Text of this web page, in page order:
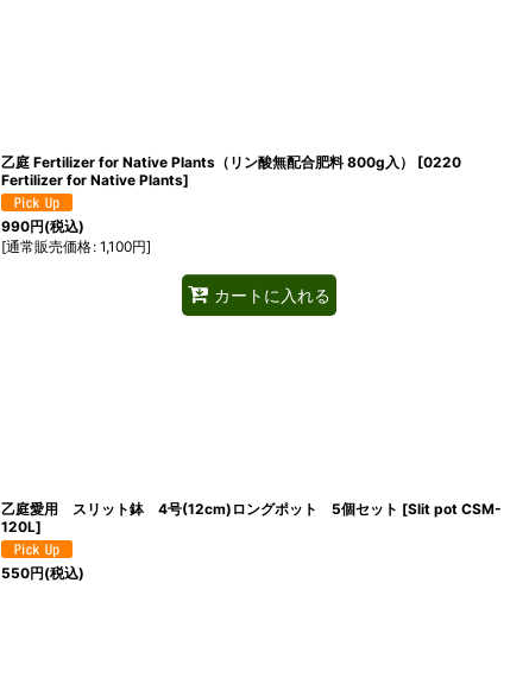
乙庭 Fertilizer for Native Plants（リン酸無配合肥料 800g入） [0220
Fertilizer for Native Plants]
990円(税込)
[通常販売価格: 1,100円]
カートに入れる
乙庭愛用 スリット鉢 4号(12cm)ロングポット 5個セット [Slit pot CSM-
120L]
550円(税込)